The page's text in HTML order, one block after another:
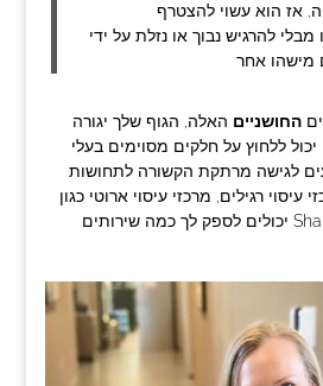
אז הוא עשוי להצטרף
להרגיש נבוך או נזלת על ידי
מישהו אחר
החושניים האלה, הגוף שלך יגורה
יכול ללחוץ על חלקים מסוימים בעלי
לגישה מרתקת הקשורה לתחושות
רגילים, מרכזי עיסוי ארוטי כגון